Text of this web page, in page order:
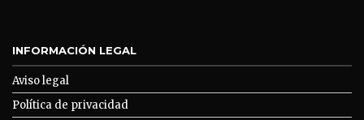
INFORMACIÓN LEGAL
Aviso legal
Política de privacidad